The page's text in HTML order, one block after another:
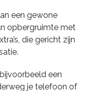
een gewone
opbergruimte met
die gericht zijn
een
je telefoon of